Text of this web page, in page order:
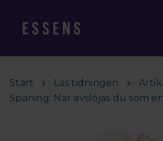
Start Läs tidningen
Spaning: När avslöjas du som